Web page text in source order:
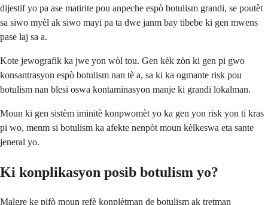
dijestif yo pa ase matirite pou anpeche espò botulism grandi, se poutèt
sa siwo myèl ak siwo mayi pa ta dwe janm bay tibebe ki gen mwens
pase laj sa a.
Kote jewografik ka jwe yon wòl tou. Gen kèk zòn ki gen pi gwo
konsantrasyon espò botulism nan tè a, sa ki ka ogmante risk pou
botulism nan blesi oswa kontaminasyon manje ki grandi lokalman.
Moun ki gen sistèm iminitè konpwomèt yo ka gen yon risk yon ti kras
pi wo, menm si botulism ka afekte nenpòt moun kèlkeswa eta sante
jeneral yo.
Ki konplikasyon posib botulism yo?
Malgre ke pifò moun refè konplètman de botulism ak tretman